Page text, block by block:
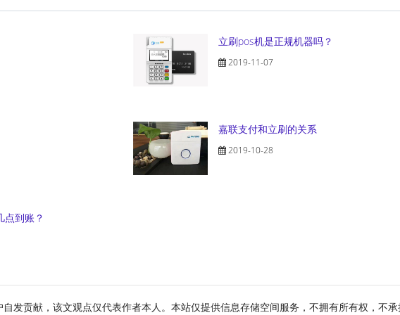
立刷pos机是正规机器吗？
2019-11-07
嘉联支付和立刷的关系
2019-10-28
点到账？
发贡献，该文观点仅代表作者本人。本站仅提供信息存储空间服务，不拥有所有权，不